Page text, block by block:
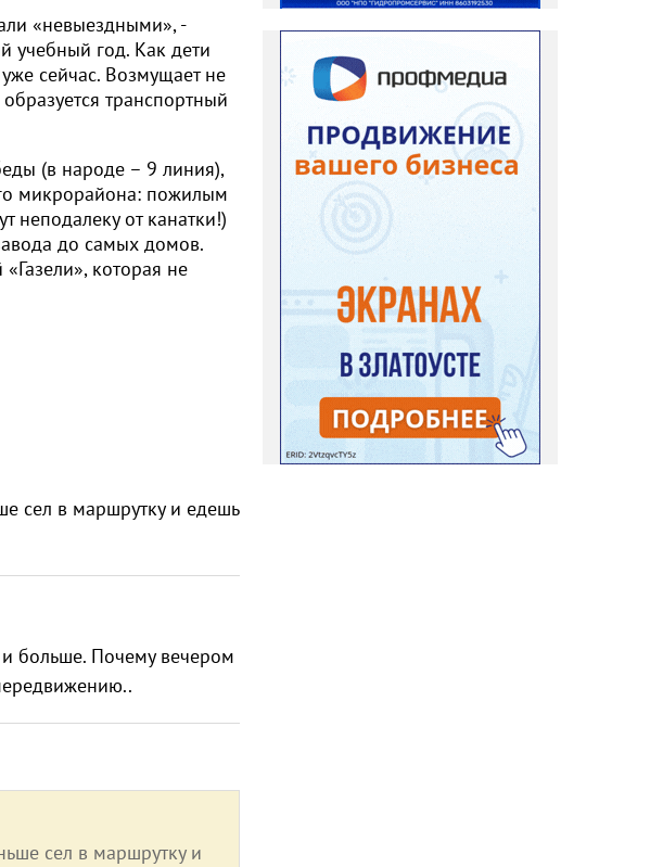
«невыездными», -
учебный год. Как дети
сейчас. Возмущает не
транспортный
(в народе – 9 линия),
микрорайона: пожилым
неподалеку от канатки!)
до самых домов.
которая не
сел в маршрутку и едешь
больше. Почему вечером
сел в маршрутку и